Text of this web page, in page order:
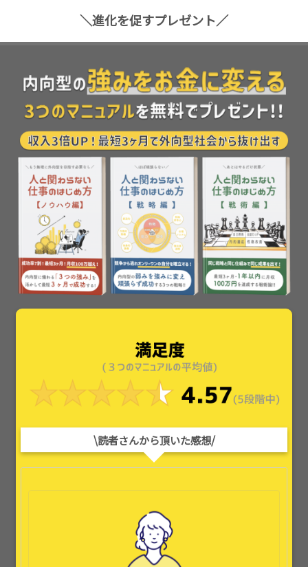
＼進化を促すプレゼント／
\読者さんから頂いた感想/